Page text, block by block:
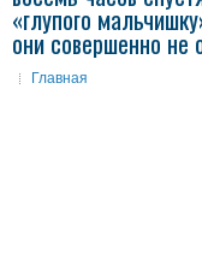
«глупого
они совершенно
Главная